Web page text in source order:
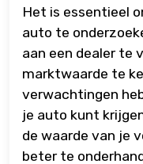
Het is essentieel
auto te
aan een dealer te
marktwaarde te
verwachtingen
je auto kunt
de waarde van je
beter te